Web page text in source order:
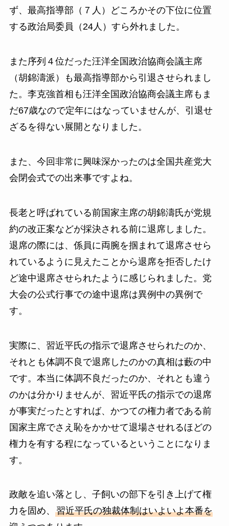
ず、最高指導部（７人）どころかその下位に位置
する政治局委員（24人）すら外れました。
また序列４位だった汪洋全国政治協商会議主席
（胡錦濤派）も最高指導部から引退させられまし
た。李克強首相も汪洋全国政治協商会議主席もま
だ67歳なので定年にはなっていませんが、引退せ
ざるを得ない展開となりました。
また、今回非常に興味深かったのは全国共産党大
会閉会式での出来事ですよね。
長老と呼ばれている前国家主席の胡錦濤氏が党規
約の改正案などが採決される前に退席しました。
退席の際には、係員に両腕を掴まれて退席させら
れているように見えたことから退席を拒否したけ
ど途中退席させられたように感じられました。党
大会の公式行事での途中退席は異例中の異例で
す。
実際に、習近平氏の指示で退席させられたのか、
それとも体調不良で退席したのかの真相は藪の中
です。本当に体調不良だったのか、それとも違う
のかは分かりませんが、習近平氏の指示での退席
が事実だったとすれば、かつての権力者である前
国家主席でさえ恥をかかせて退場させれるほどの
権力を有する程になっているということになりま
す。
政敵を追い落とし、子飼いの部下を引き上げて権
力を固め、 習近平氏の独裁体制はいよいよ本番を